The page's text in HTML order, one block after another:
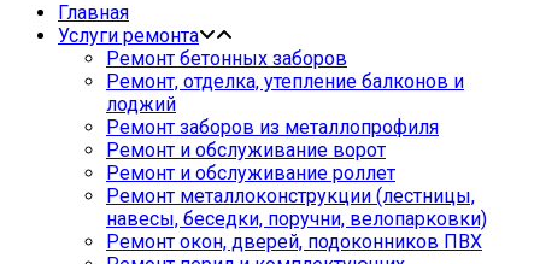
Главная
Услуги ремонта
Ремонт бетонных заборов
Ремонт, отделка, утепление балконов и
лоджий
Ремонт заборов из металлопрофиля
Ремонт и обслуживание ворот
Ремонт и обслуживание роллет
Ремонт металлоконструкции (лестницы,
навесы, беседки, поручни, велопарковки)
Ремонт окон, дверей, подоконников ПВХ